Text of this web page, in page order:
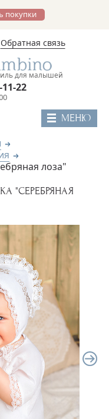
покупки
Обратная связь
для малышей
11-22
МЕНЮ
лоза"
"СЕРЕБРЯНАЯ